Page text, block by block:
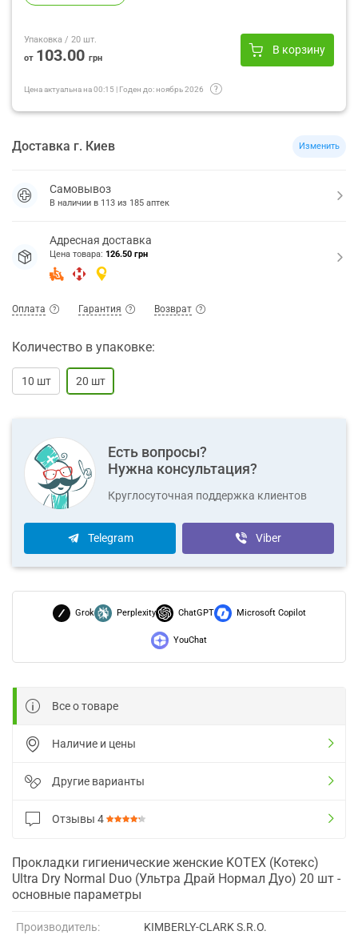
Упаковка / 20 шт.
от 103.00 грн
В корзину
Цена актуальна на00:15 | Годен до:ноябрь 2026
Доставка г. Киев Изменить
Самовывоз
В наличии в 113 из 185 аптек
Адресная доставка
Цена товара: 126.50 грн
Оплата Гарантия Возврат
Количество в упаковке:
10 шт 20 шт
Есть вопросы?
Нужна консультация?
Круглосуточная поддержка клиентов
Telegram Viber
Grok Perplexity ChatGPT Microsoft Copilot
YouChat
Все о товаре
Наличие и цены
Другие варианты
Отзывы 4
Прокладки гигиенические женские KOTEX (Котекс)
Ultra Dry Normal Duo (Ультра Драй Нормал Дуо) 20 шт -
основные параметры
Производитель: KIMBERLY-CLARK S.R.O.